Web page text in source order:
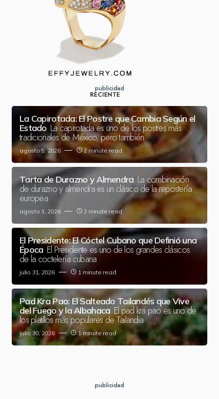
publicidad
RECIENTE
La Capirotada: El Postre que Cambia Según el
Estado La capirotada es uno de los postres más
tradicionales de México, pero también
agosto 5, 2026 2 minute read
Tarta de Durazno y Almendra La combinación
de durazno y almendra es un clásico de la repostería
europea
agosto 3, 2026 2 minute read
El Presidente: El Cóctel Cubano que Definió una
Época El Presidente es uno de los grandes clásicos
de la coctelería cubana
julio 31, 2026 1 minute read
Pad Kra Pao: El Salteado Tailandés que Vive
del Fuego y la Albahaca El pad kra pao es uno de
los platillos más populares de Tailandia
julio 30, 2026 1 minute read
publicidad